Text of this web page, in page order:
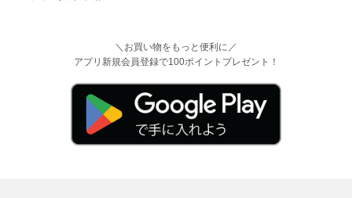
＼お買い物をもっと便利に／
アプリ新規会員登録で100ポイントプレゼント！